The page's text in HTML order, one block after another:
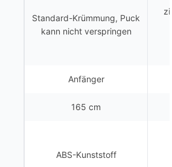
Standard-Krümmung, Puck
kann nicht verspringen
Anfänger
165 cm
ABS-Kunststoff